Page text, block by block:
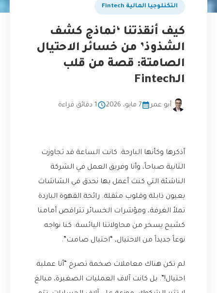
التكنلوجيا المالية Fintech
كيف أنقذتنا ‘نماذج كشف
الشذوذ’ من خسائر الاحتيال
الصامتة: قصة من قلب
الـFintech
أبو عمر 7 مايو، 2026 1 دقائق قراءة
أذكرها وكأنها البارحة. كانت الساعة قد تجاوزت
الثانية صباحاً، وأنا وفريق العمل في الشركة
الناشئة التي كنت أعمل بها نحدق في الشاشات
بعيون ذابلة وقلوب مثقلة. رائحة القهوة الباردة
تملأ الغرفة، ومؤشرات الخسائر تتراقص أمامنا
كشبح يسخر من محاولاتنا اليائسة. كنا نواجه
نوعاً جديداً من الاحتيال، “احتيال صامت”.
لم تكن هناك معاملات ضخمة تصرخ “أنا عملية
احتيال!”. بل كانت آلاف العمليات الصغيرة، مبالغ